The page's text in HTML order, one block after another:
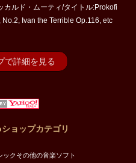
カルド・ムーティ/タイトル:Prokofi
Ivan the Terrible Op.116, etc
で詳細を見る
ョップカテゴリ
クその他の音楽ソフト